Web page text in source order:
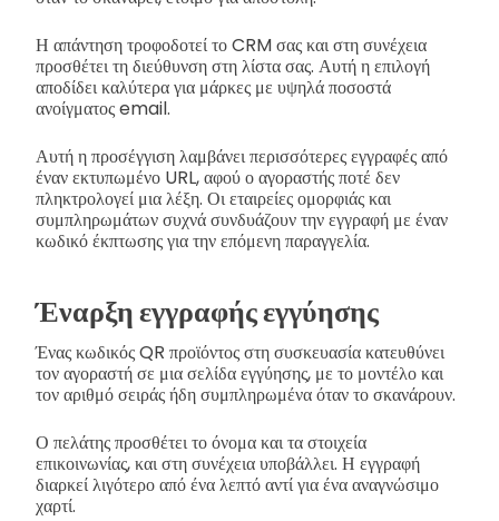
Η απάντηση τροφοδοτεί το CRM σας και στη συνέχεια
προσθέτει τη διεύθυνση στη λίστα σας. Αυτή η επιλογή
αποδίδει καλύτερα για μάρκες με υψηλά ποσοστά
ανοίγματος email.
Αυτή η προσέγγιση λαμβάνει περισσότερες εγγραφές από
έναν εκτυπωμένο URL, αφού ο αγοραστής ποτέ δεν
πληκτρολογεί μια λέξη. Οι εταιρείες ομορφιάς και
συμπληρωμάτων συχνά συνδυάζουν την εγγραφή με έναν
κωδικό έκπτωσης για την επόμενη παραγγελία.
Έναρξη εγγραφής εγγύησης
Ένας κωδικός QR προϊόντος στη συσκευασία κατευθύνει
τον αγοραστή σε μια σελίδα εγγύησης, με το μοντέλο και
τον αριθμό σειράς ήδη συμπληρωμένα όταν το σκανάρουν.
Ο πελάτης προσθέτει το όνομα και τα στοιχεία
επικοινωνίας, και στη συνέχεια υποβάλλει. Η εγγραφή
διαρκεί λιγότερο από ένα λεπτό αντί για ένα αναγνώσιμο
χαρτί.